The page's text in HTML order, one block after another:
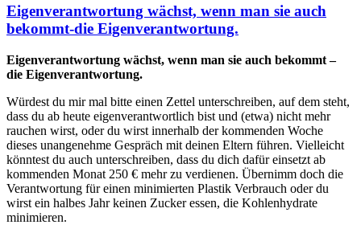
Eigenverantwortung wächst, wenn man sie auch
bekommt-die Eigenverantwortung.
Eigenverantwortung wächst, wenn man sie auch bekommt –
die Eigenverantwortung.
Würdest du mir mal bitte einen Zettel unterschreiben, auf dem steht,
dass du ab heute eigenverantwortlich bist und (etwa) nicht mehr
rauchen wirst, oder du wirst innerhalb der kommenden Woche
dieses unangenehme Gespräch mit deinen Eltern führen. Vielleicht
könntest du auch unterschreiben, dass du dich dafür einsetzt ab
kommenden Monat 250 € mehr zu verdienen. Übernimm doch die
Verantwortung für einen minimierten Plastik Verbrauch oder du
wirst ein halbes Jahr keinen Zucker essen, die Kohlenhydrate
minimieren.